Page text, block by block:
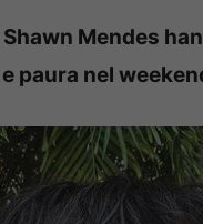
Shawn Mendes
paura nel